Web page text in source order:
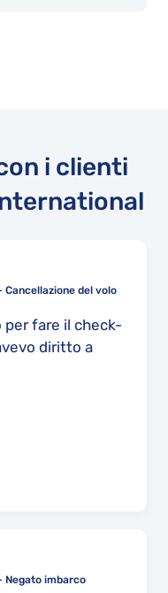
i clienti
del volo
fare il check-
diritto a
Negato imbarco